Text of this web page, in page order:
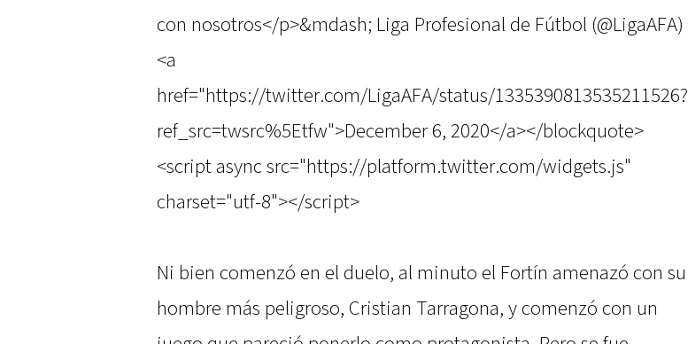
con nosotros</p>&mdash; Liga Profesional de Fútbol (@LigaAFA)
<a
href="https://twitter.com/LigaAFA/status/1335390813535211526?
ref_src=twsrc%5Etfw">December 6, 2020</a></blockquote>
<script async src="https://platform.twitter.com/widgets.js"
charset="utf-8"></script>
Ni bien comenzó en el duelo, al minuto el Fortín amenazó con su
hombre más peligroso, Cristian Tarragona, y comenzó con un